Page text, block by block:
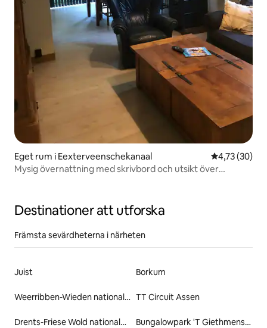
Eget rum i Eexterveenschekanaal 4,73 av 5 i
4,73 (30)
Mysig övernattning med skrivbord och utsikt över
Destinationer att utforska
Främsta sevärdheterna i närheten
Juist Borkum
Weerribben-Wieden nationalpark TT Circuit Assen
Drents-Friese Wold nationalpark Bungalowpark 'T Giethmenseveld